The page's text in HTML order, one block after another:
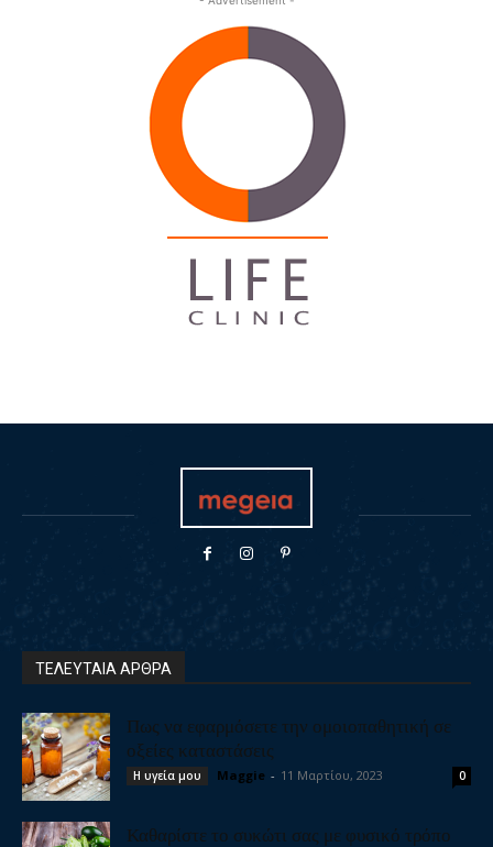
ΤΕΛΕΥΤΑΙΑ ΑΡΘΡΑ
Πως να εφαρμόσετε την ομοιοπαθητική σε
οξείες καταστάσεις
Η υγεία μου Maggie - 11 Μαρτίου, 2023 0
Καθαρίστε το συκώτι σας με φυσικό τρόπο